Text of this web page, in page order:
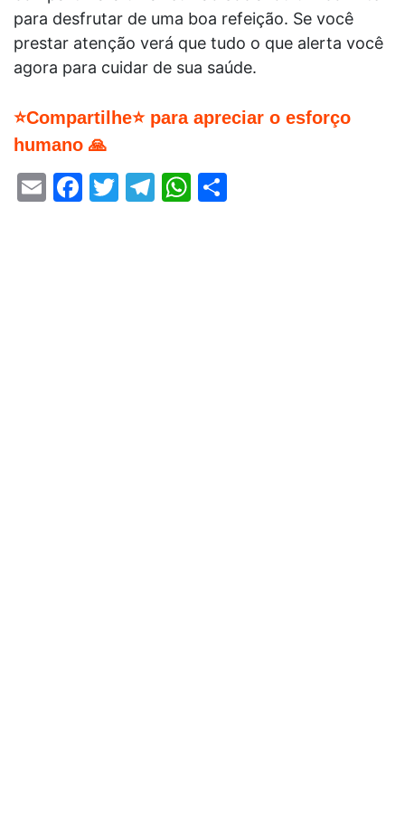
para desfrutar de uma boa refeição. Se você
prestar atenção verá que tudo o que alerta você
agora para cuidar de sua saúde.
⭐Compartilhe⭐ para apreciar o esforço
humano 🙏
EmailFacebook
Twitter
Telegram
WhatsApp